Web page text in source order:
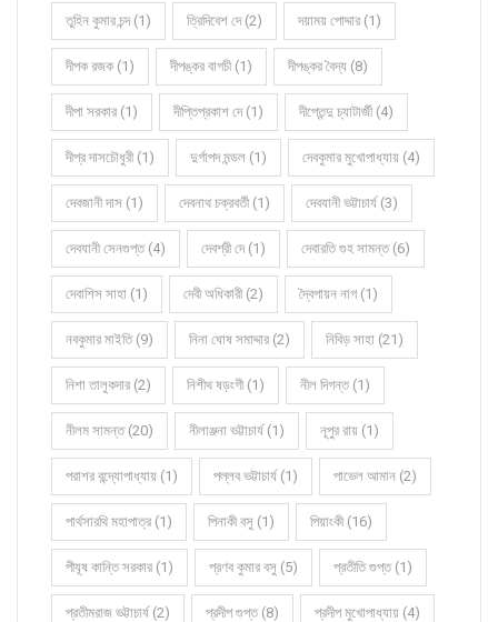
তুহিন কুমার চন্দ (1) ত্রিদিবেশ দে (2) দয়াময় পোদ্দার (1)
দীপক রজক (1) দীপঙ্কর বাগচী (1) দীপঙ্কর বৈদ্য (8)
দীপা সরকার (1) দীপ্তিপ্রকাশ দে (1) দীপ্তেন্দু চ্যাটার্জী (4)
দীপ্র দাসচৌধুরী (1) দুর্গাপদ মন্ডল (1) দেবকুমার মুখোপাধ্যায় (4)
দেবজানী দাস (1) দেবনাথ চক্রবর্তী (1) দেবযানী ভট্টাচার্য (3)
দেবযানী সেনগুপ্ত (4) দেবশ্রী দে (1) দেবারতি গুহ সামন্ত (6)
দেবাশিস সাহা (1) দেবী অধিকারী (2) দ্বৈপায়ন নাগ (1)
নবকুমার মাইতি (9) নিনা ঘোষ সমাদ্দার (2) নিবিড় সাহা (21)
নিশা তালুকদার (2) নিশীথ ষড়ংগী (1) নীল দিগন্ত (1)
নীলম সামন্ত (20) নীলাঞ্জনা ভট্টাচার্য (1) নূপুর রায় (1)
পরাশর বন্দ্যোপাধ্যায় (1) পল্লব ভট্টাচার্য (1) পাভেল আমান (2)
পার্থসারথি মহাপাত্র (1) পিনাকী বসু (1) পিয়াংকী (16)
পীযূষ কান্তি সরকার (1) প্রণব কুমার বসু (5) প্রতীতি গুপ্ত (1)
প্রতীমরাজ ভট্টাচার্য (2) প্রদীপ গুপ্ত (8) প্রদীপ মুখোপাধ্যায় (4)